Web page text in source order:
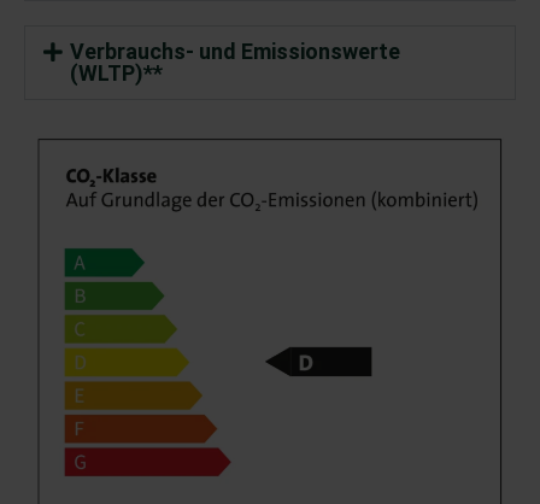
Verbrauchs- und Emissionswerte
(WLTP)**